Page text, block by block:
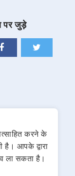
पर जुड़े
करने के
है। आपके द्वारा
ला सकता है।